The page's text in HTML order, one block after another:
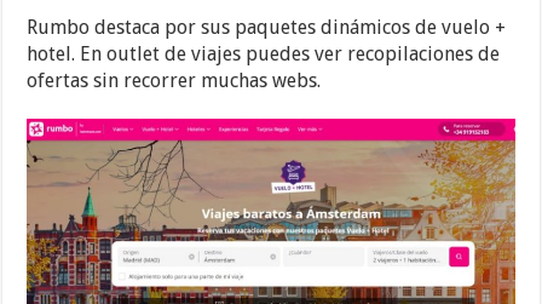
Rumbo destaca por sus paquetes dinámicos de vuelo +
hotel. En outlet de viajes puedes ver recopilaciones de
ofertas sin recorrer muchas webs.